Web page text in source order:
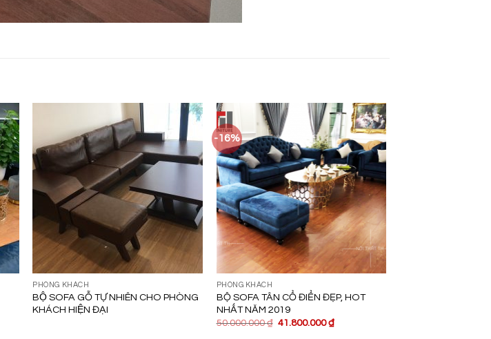
PHÒNG KHÁCH
BỘ SOFA GỖ TỰ NHIÊN CHO PHÒNG
KHÁCH HIỆN ĐẠI
-16%
PHÒNG KHÁCH
BỘ SOFA TÂN CỔ ĐIỂN ĐẸP, HOT
NHẤT NĂM 2019
50.000.000₫ 41.800.000₫